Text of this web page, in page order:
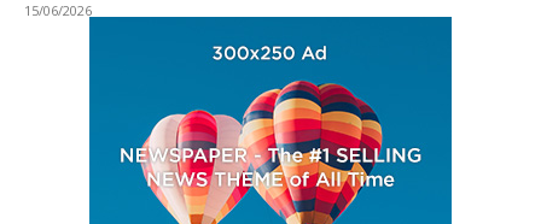
15/06/2026